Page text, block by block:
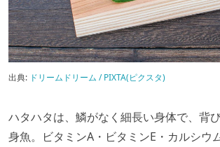
出典: ドリームドリーム / PIXTA(ピクスタ)
ハタハタは、鱗がなく細長い身体で、背
身魚。ビタミンA・ビタミンE・カルシウ